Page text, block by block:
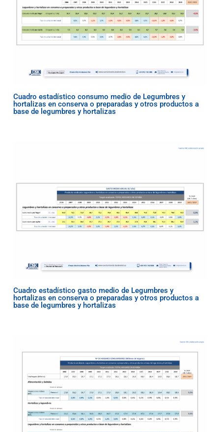
Cuadro estadístico consumo medio de Legumbres y
hortalizas en conserva o preparadas y otros productos a
base de legumbres y hortalizas
Cuadro estadístico gasto medio de Legumbres y
hortalizas en conserva o preparadas y otros productos a
base de legumbres y hortalizas